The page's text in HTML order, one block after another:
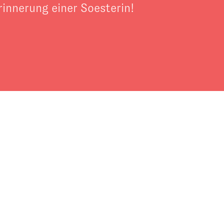
einer Soesterin!